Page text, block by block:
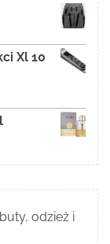
Xl 10
odzież i